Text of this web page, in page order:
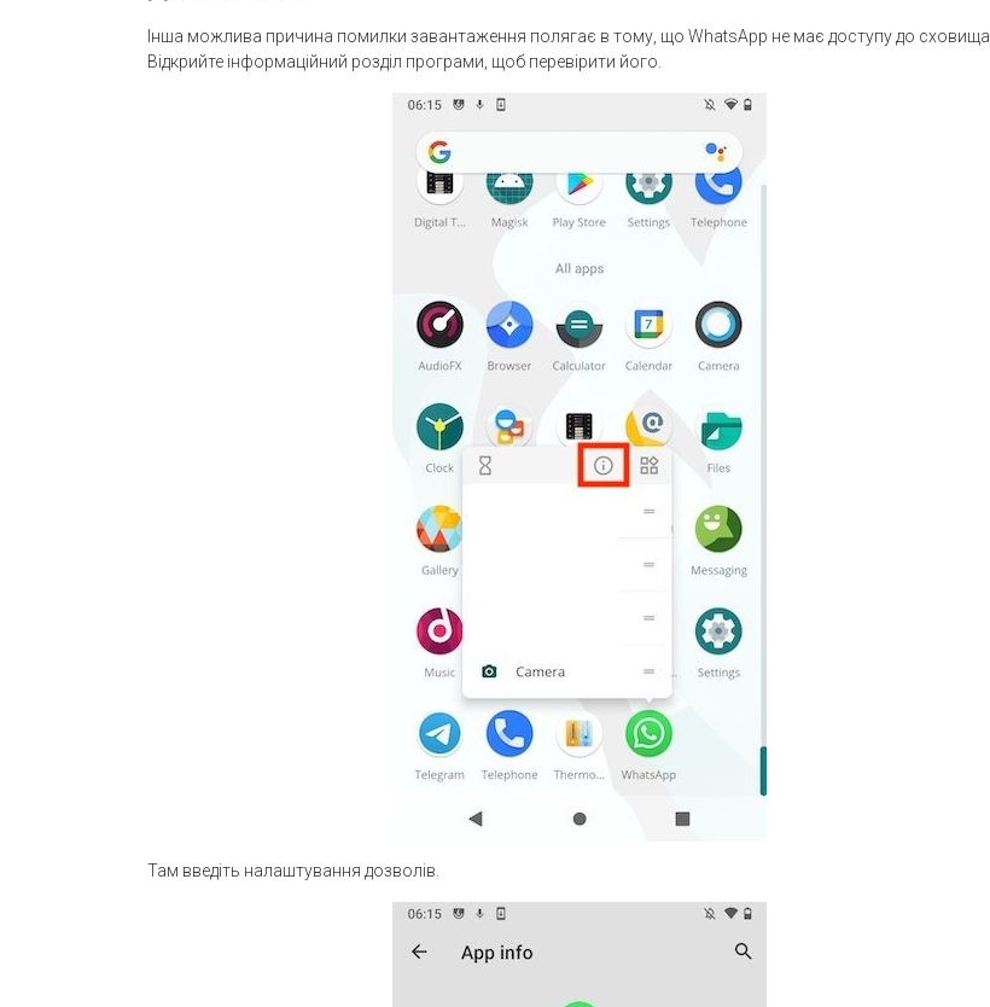
Інша можлива причина помилки завантаження полягає в тому, що WhatsApp не має доступу до сховища.
Відкрийте інформаційний розділ програми, щоб перевірити його.
Там введіть налаштування дозволів.